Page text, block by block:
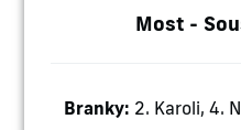
Most -
Branky: 2. Karoli, 4.